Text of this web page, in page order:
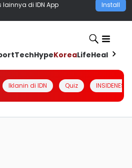
lainnya di IDN App Install
TechHypeKoreaLifeHealth
Iklanin di IDN Quiz INSIDENESIA